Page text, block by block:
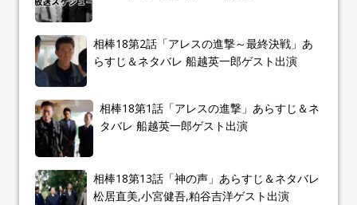
相棒18第2話「アレスの進撃～最終決戦」あ
らすじ＆ネタバレ 船越英一郎ゲスト出演
相棒18第1話「アレスの進撃」あらすじ＆ネ
タバレ 船越英一郎ゲスト出演
相棒18第13話「神の声」あらすじ＆ネタバレ
松居直美,小宮健吾,粕谷吉洋ゲスト出演